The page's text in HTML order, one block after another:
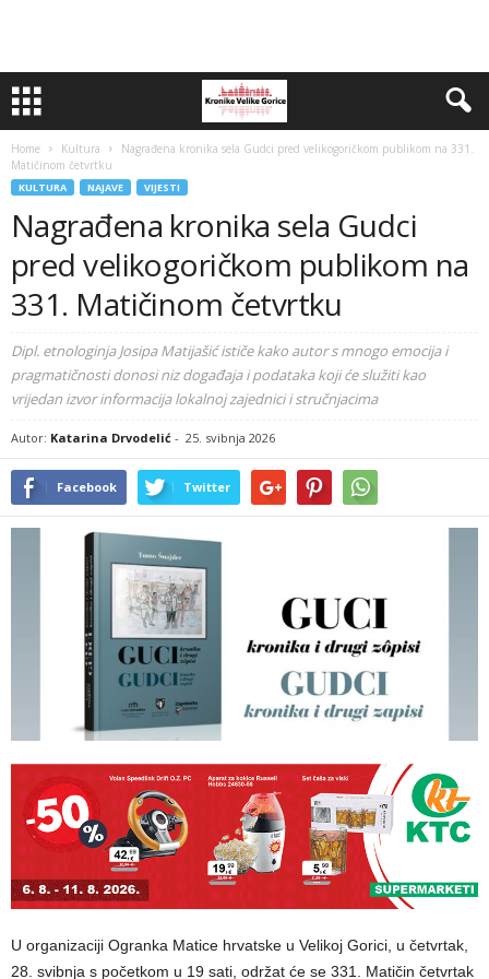
Home Kultura
Nagrađena kronika sela Gudci pred velikogoričkom publikom na 331.
Matičinom četvrtku
KULTURA NAJAVE VIJESTI
Nagrađena kronika sela Gudci
pred velikogoričkom publikom na
331. Matičinom četvrtku
Dipl. etnologinja Josipa Matijašić ističe kako autor s mnogo emocija i
pragmatičnosti donosi niz događaja i podataka koji će služiti kao
vrijedan izvor informacija lokalnoj zajednici i stručnjacima
Autor: Katarina Drvodelić - 25. svibnja 2026
Facebook Twitter
U organizaciji Ogranka Matice hrvatske u Velikoj Gorici, u četvrtak,
28. svibnja s početkom u 19 sati, održat će se 331. Matičin četvrtak